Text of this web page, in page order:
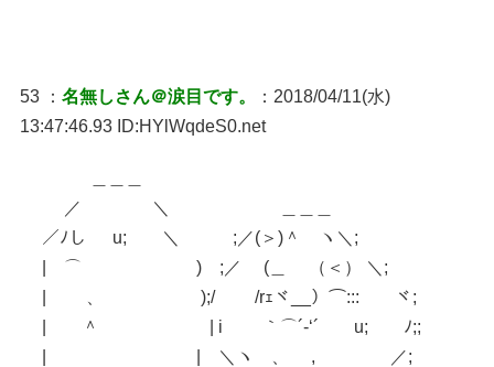
53 ： 名無しさん＠涙目です。
：2018/04/11(水)
13:47:46.93 ID:HYlWqdeS0.net
／ ＼ ＿＿＿
／ﾉし u; ＼ ;／(＞)＾ ヽ＼;
| ⌒ ) ;／ (＿ （＜） ＼;
| 、 );/ /rｪヾ__）⌒::: ヾ;
| ＾ | i ｀⌒´-‘´ u; ﾉ;;
| | ＼ヽ 、 , ／;